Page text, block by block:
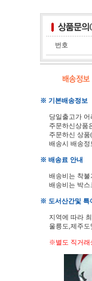
번호
※ 기본배송정보
당일출고가
주문하신상품
주문하신 상
배송시 배송정
※ 배송료 안내
배송비는 착불
배송비는 박스
※ 도서산간및 특
지역에 따라
울릉도,제주도
※별도 직거래